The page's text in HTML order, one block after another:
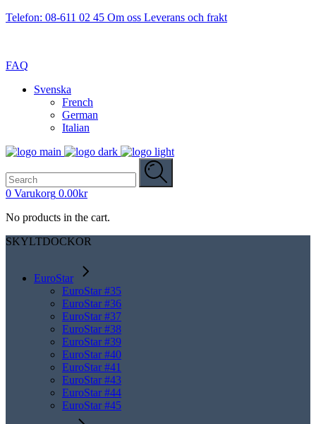
Telefon: 08-611 02 45 Om oss Leverans och frakt
FAQ
Svenska
French
German
Italian
for:
0 Varukorg 0.00kr
No products in the cart.
SKYLTDOCKOR
EuroStar
EuroStar #35
EuroStar #36
EuroStar #37
EuroStar #38
EuroStar #39
EuroStar #40
EuroStar #41
EuroStar #43
EuroStar #44
EuroStar #45